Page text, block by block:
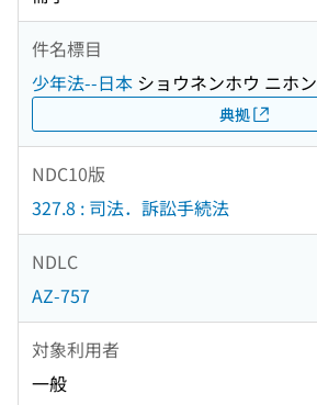
件名標目
少年法--日本 ショウネンホウ ニホン
典拠
NDC10版
327.8 : 司法．訴訟手続法
NDLC
AZ-757
対象利用者
一般